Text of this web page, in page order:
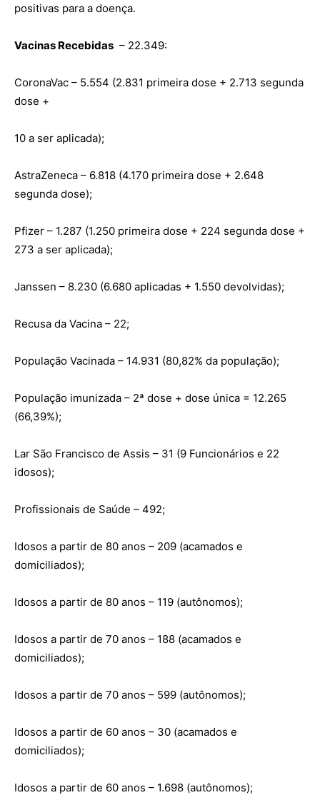
positivas para a doença.
Vacinas Recebidas – 22.349:
CoronaVac – 5.554 (2.831 primeira dose + 2.713 segunda
dose +
10 a ser aplicada);
AstraZeneca – 6.818 (4.170 primeira dose + 2.648
segunda dose);
Pfizer – 1.287 (1.250 primeira dose + 224 segunda dose +
273 a ser aplicada);
Janssen – 8.230 (6.680 aplicadas + 1.550 devolvidas);
Recusa da Vacina – 22;
População Vacinada – 14.931 (80,82% da população);
População imunizada – 2ª dose + dose única = 12.265
(66,39%);
Lar São Francisco de Assis – 31 (9 Funcionários e 22
idosos);
Profissionais de Saúde – 492;
Idosos a partir de 80 anos – 209 (acamados e
domiciliados);
Idosos a partir de 80 anos – 119 (autônomos);
Idosos a partir de 70 anos – 188 (acamados e
domiciliados);
Idosos a partir de 70 anos – 599 (autônomos);
Idosos a partir de 60 anos – 30 (acamados e
domiciliados);
Idosos a partir de 60 anos – 1.698 (autônomos);